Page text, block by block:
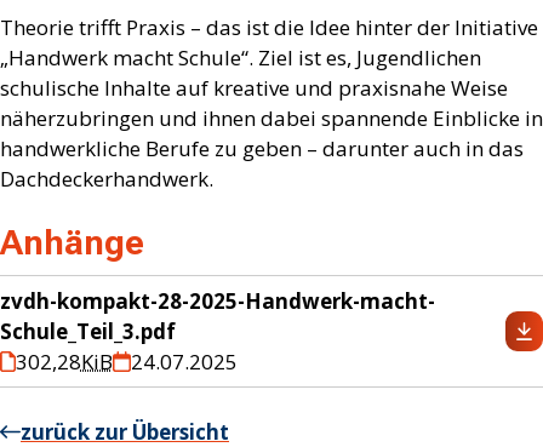
Theorie trifft Praxis – das ist die Idee hinter der Initiative
„Handwerk macht Schule“. Ziel ist es, Jugendlichen
schulische Inhalte auf kreative und praxisnahe Weise
näherzubringen und ihnen dabei spannende Einblicke in
handwerkliche Berufe zu geben – darunter auch in das
Dachdeckerhandwerk.
Anhänge
zvdh-kompakt-28-2025-Handwerk-macht-
Schule_Teil_3.pdf
302,28KiB 24.07.2025
zurück zur Übersicht